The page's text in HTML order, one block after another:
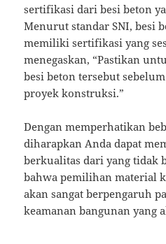
sertifikasi dari besi beton
Menurut standar SNI, besi
memiliki sertifikasi yang
menegaskan, “Pastikan
besi beton tersebut
proyek konstruksi.”
Dengan memperhatikan
diharapkan Anda dapat
berkualitas dari yang tidak
bahwa pemilihan material
akan sangat berpengaruh
keamanan bangunan yang